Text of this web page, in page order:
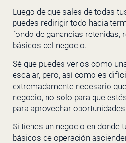
Luego de que sales de todas
puedes redirigir todo hacia
fondo de ganancias retenidas,
básicos del negocio.
Sé que puedes verlos como
escalar, pero, así como es
extremadamente necesario
negocio, no solo para que
para aprovechar oportunidades.
Si tienes un negocio en donde
básicos de operación